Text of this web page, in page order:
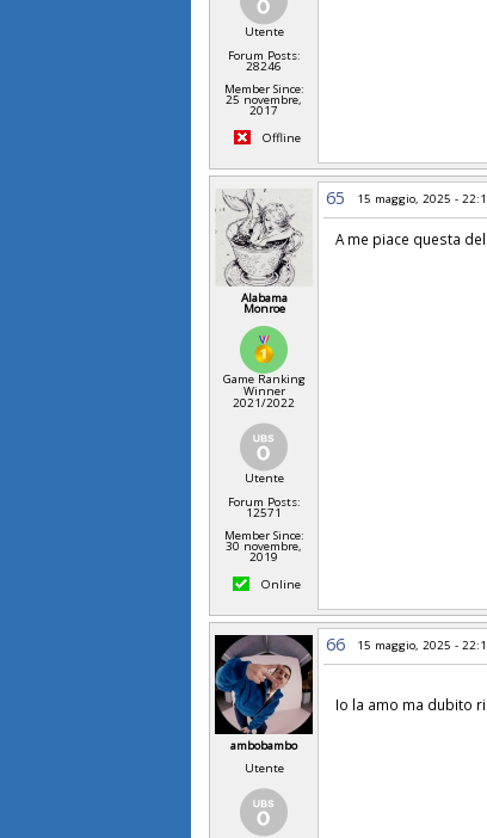
Utente
Forum Posts:
28246
Member Since:
25 novembre,
2017
Offline
Alabama
Monroe
Game Ranking
Winner
2021/2022
Utente
Forum Posts:
12571
Member Since:
30 novembre,
2019
Online
65 15 maggio, 2025 -
A me piace questa
ambobambo
Utente
66 15 maggio, 2025 -
Io la amo ma dubito